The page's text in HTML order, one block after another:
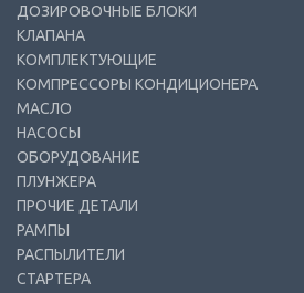
ДОЗИРОВОЧНЫЕ БЛОКИ
КЛАПАНА
КОМПЛЕКТУЮЩИЕ
КОМПРЕССОРЫ КОНДИЦИОНЕРА
МАСЛО
НАСОСЫ
ОБОРУДОВАНИЕ
ПЛУНЖЕРА
ПРОЧИЕ ДЕТАЛИ
РАМПЫ
РАСПЫЛИТЕЛИ
СТАРТЕРА